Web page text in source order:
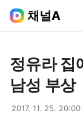
채널A
정유라 집
남성 부상
2017. 11. 25. 20:00